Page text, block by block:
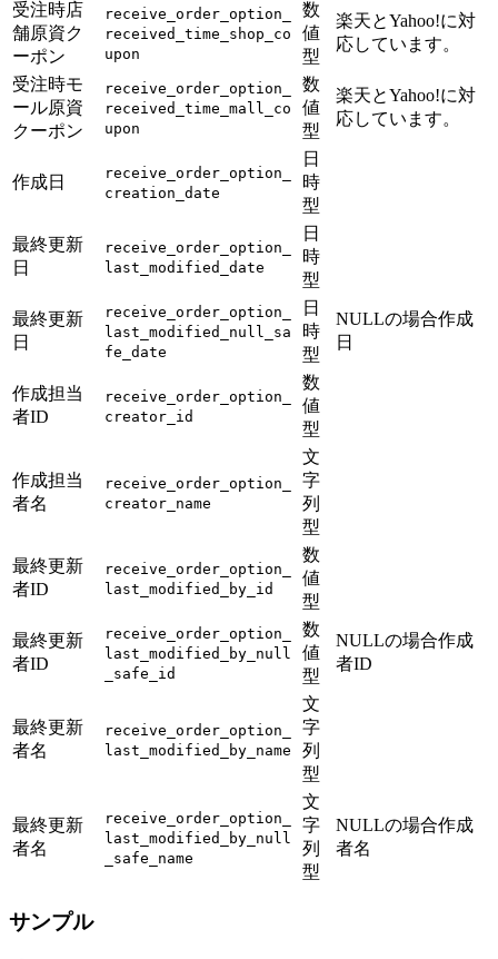
受注時店
舗原資ク
ーポン
receive_order_option_
received_time_shop_co
upon
数
値
型
楽天とYahoo!に対
応しています。
受注時モ
ール原資
クーポン
receive_order_option_
received_time_mall_co
upon
数
値
型
楽天とYahoo!に対
応しています。
作成日
receive_order_option_
creation_date
日
時
型
最終更新
日
receive_order_option_
last_modified_date
日
時
型
最終更新
日
receive_order_option_
last_modified_null_sa
fe_date
日
時
型
NULLの場合作成
日
作成担当
者ID
receive_order_option_
creator_id
数
値
型
作成担当
者名
receive_order_option_
creator_name
文
字
列
型
最終更新
者ID
receive_order_option_
last_modified_by_id
数
値
型
最終更新
者ID
receive_order_option_
last_modified_by_null
_safe_id
数
値
型
NULLの場合作成
者ID
最終更新
者名
receive_order_option_
last_modified_by_name
文
字
列
型
最終更新
者名
receive_order_option_
last_modified_by_null
_safe_name
文
字
列
型
NULLの場合作成
者名
サンプル